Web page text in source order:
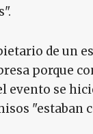
de un
porque
evento se
"estaban